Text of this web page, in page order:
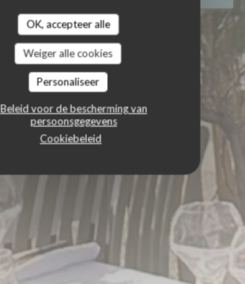
OK, accepteer alle
Weiger alle cookies
Personaliseer
Beleid voor de bescherming van
persoonsgegevens
Cookiebeleid